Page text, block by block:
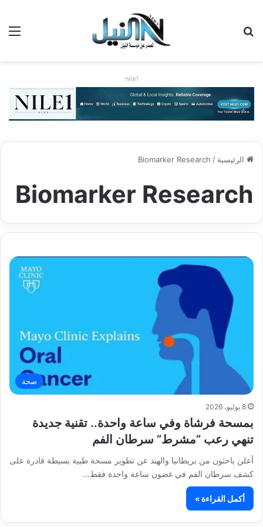
nile1
الرئيسية /
Biomarker Research
Biomarker Research
صحة
8 يوليو، 2026
بمسحة فرشاة وفي ساعة واحدة.. تقنية جديدة
تنهي رعب “مشرط” سرطان الفم
أعلن باحثون من بريطانيا والهند عن تطوير مسحة طبية بسيطة قادرة على
كشف سرطان الفم في غضون ساعة واحدة فقط…
أكمل القراءة »